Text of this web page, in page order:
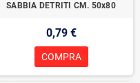
SABBIA DETRITI CM. 50x80
0,79 €
COMPRA